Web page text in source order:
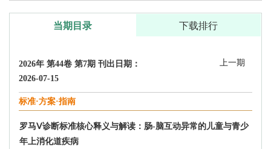
当期目录 下载排行
2026年 第44卷 第7期 刊出日期：
2026-07-15
上一期
标准·方案·指南
罗马Ⅴ诊断标准核心释义与解读：肠-脑互动异常的儿童与青少
年上消化道疾病